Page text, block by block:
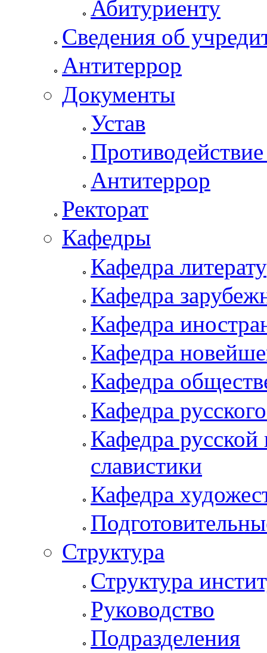
Абитуриенту
Сведения об
Антитеррор
Документы
Устав
Антитеррор
Ректорат
Кафедры
Кафедра
Кафедра
Кафедра
Кафедра
Кафедра
Кафедра
Кафедра русской
славистики
Кафедра
Структура
Структура
Руководство
Подразделения